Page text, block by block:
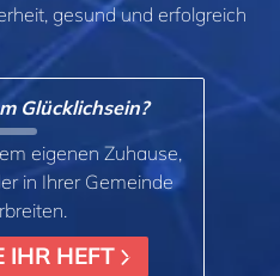
gesund und erfolgreich
Glücklichsein?
eigenen Zuhause,
in Ihrer Gemeinde
IHR HEFT